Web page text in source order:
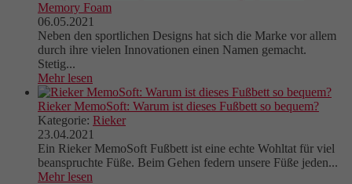
Memory Foam
06.05.2021
Neben den sportlichen Designs hat sich die Marke vor allem
durch ihre vielen Innovationen einen Namen gemacht.
Stetig...
Mehr lesen
Rieker MemoSoft: Warum ist dieses Fußbett so bequem?
Kategorie: Rieker
23.04.2021
Ein Rieker MemoSoft Fußbett ist eine echte Wohltat für viel
beanspruchte Füße. Beim Gehen federn unsere Füße jeden...
Mehr lesen